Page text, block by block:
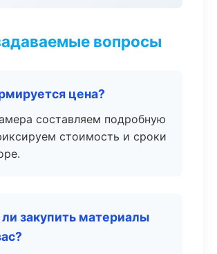
вопросы
цена?
составляем подробную
стоимость и сроки
закупить материалы